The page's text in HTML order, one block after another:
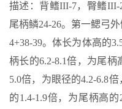
描述：背鳍III-7，臀鳍III-
尾柄鳞24-26。第一鳃弓
4+38-39。体长为体高的
柄长的6.2-8.1倍，为尾柄
5.0倍，为眼径的4.2-6.8
的1.4-1.9倍，为尾柄高